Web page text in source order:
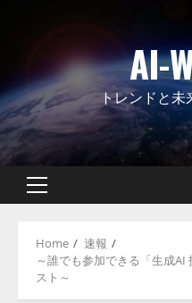
AI-
トレンドと未
Primary
Home
速報
～誰でも参加できる「生成AI
スト～